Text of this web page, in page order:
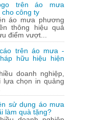
trên áo mưa
công ty
áo mưa phương
thông hiệu quả
điểm vượt...
trên áo mưa -
hữu hiệu hiện
doanh nghiệp,
lựa chọn in quảng
sử dụng áo mưa
làm quà tặng?